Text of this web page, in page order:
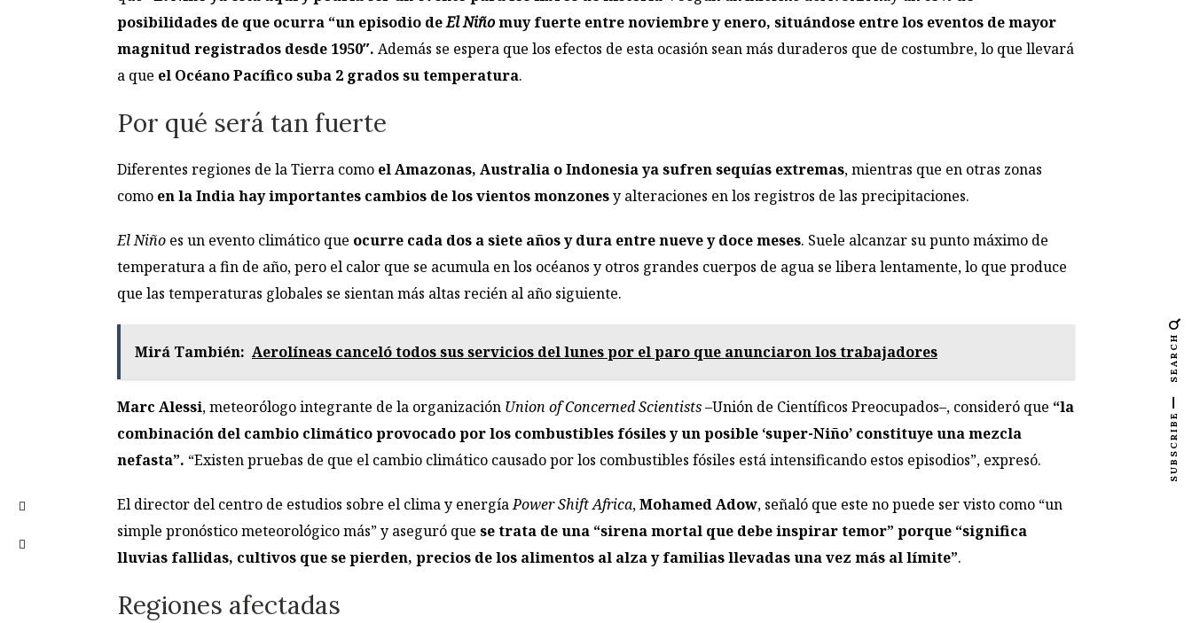
posibilidades de que ocurra “un episodio deEl Niñomuy fuerte entre noviembre y enero, situándose entre los eventos de mayor
magnitud registrados desde 1950″. Además se espera que los efectos de esta ocasión sean más duraderos que de costumbre, lo que llevará
a que el Océano Pacífico suba 2 grados su temperatura.
Por qué será tan fuerte
Diferentes regiones de la Tierra como el Amazonas, Australia o Indonesia ya sufren sequías extremas, mientras que en otras zonas
como en la India hay importantes cambios de los vientos monzonesy alteraciones en los registros de las precipitaciones.
El Niño es un evento climático que ocurre cada dos a siete años y dura entre nueve y doce meses. Suele alcanzar su punto máximo de
temperatura a fin de año, pero el calor que se acumula en los océanos y otros grandes cuerpos de agua se libera lentamente, lo que produce
que las temperaturas globales se sientan más altas recién al año siguiente.
Mirá También: Aerolíneas canceló todos sus servicios del lunes por el paro que anunciaron los trabajadores
Marc Alessi, meteorólogo integrante de la organización Union of Concerned Scientists–Unión de Científicos Preocupados–, consideró que “la
combinación del cambio climático provocado por los combustibles fósiles y un posible ‘super-Niño’ constituye una mezcla
nefasta”. “Existen pruebas de que el cambio climático causado por los combustibles fósiles está intensificando estos episodios”, expresó.
El director del centro de estudios sobre el clima y energíaPower Shift Africa,Mohamed Adow, señaló que este no puede ser visto como “un
simple pronóstico meteorológico más” y aseguró que se trata de una “sirena mortal que debe inspirar temor” porque “significa
lluvias fallidas, cultivos que se pierden, precios de los alimentos al alza y familias llevadas una vez más al límite”.
Regiones afectadas
SEARCH
SUBSCRIBE